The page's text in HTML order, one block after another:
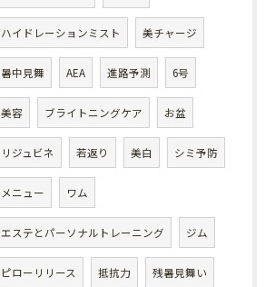
ハイドレーションミスト 美チャージ
暑中見舞 AEA 進路予測 6号
美容 ブライトニングケア お盆
リジュビネ 若返り 美白 シミ予防
メニュー ワム
エステとパーソナルトレーニング ジム
ピローリリース 抵抗力 残暑見舞い